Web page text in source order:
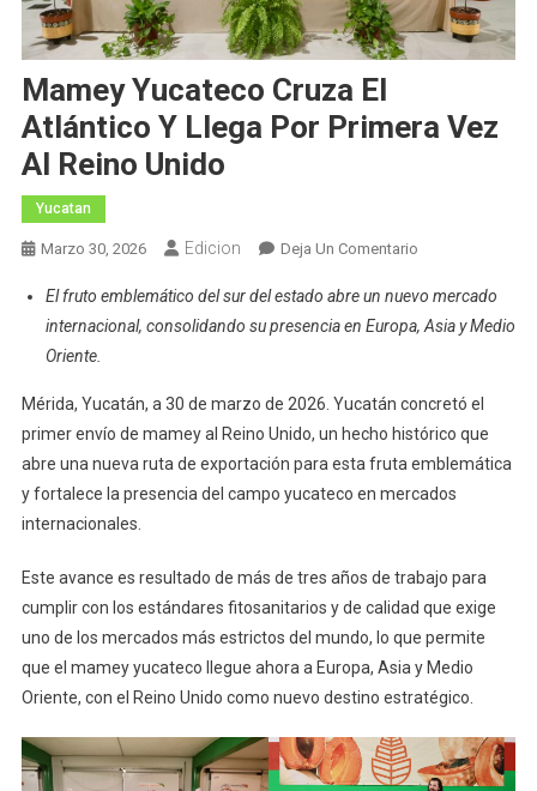
Mamey Yucateco Cruza El
Atlántico Y Llega Por Primera Vez
Al Reino Unido
Yucatan
Marzo 30, 2026 Edicion Deja Un ComentarioEn
Yucateco
Cruza
Y
Llega
Por
Primera
Reino
Unido
El fruto emblemático del sur del estado abre un nuevo mercado
internacional, consolidando su presencia en Europa, Asia y Medio
Oriente.
Mérida, Yucatán, a 30 de marzo de 2026. Yucatán concretó el
primer envío de mamey al Reino Unido, un hecho histórico que
abre una nueva ruta de exportación para esta fruta emblemática
y fortalece la presencia del campo yucateco en mercados
internacionales.
Este avance es resultado de más de tres años de trabajo para
cumplir con los estándares fitosanitarios y de calidad que exige
uno de los mercados más estrictos del mundo, lo que permite
que el mamey yucateco llegue ahora a Europa, Asia y Medio
Oriente, con el Reino Unido como nuevo destino estratégico.